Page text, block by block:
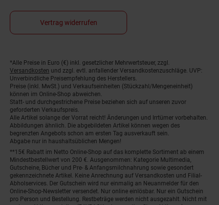
Vertrag widerrufen
Fußnoten
*Alle Preise in Euro (€) inkl. gesetzlicher Mehrwertsteuer, zzgl.
Versandkosten und zzgl. evtl. anfallender Versandkostenzuschläge. UVP:
Unverbindliche Preisempfehlung des Herstellers.
Preise (inkl. MwSt.) und Verkaufseinheiten (Stückzahl/Mengeneinheit)
können im Online-Shop abweichen.
Statt- und durchgestrichene Preise beziehen sich auf unseren zuvor
geforderten Verkaufspreis.
Alle Artikel solange der Vorrat reicht! Änderungen und Irrtümer vorbehalten.
Abbildungen ähnlich. Die abgebildeten Artikel können wegen des
begrenzten Angebots schon am ersten Tag ausverkauft sein.
Abgabe nur in haushaltsüblichen Mengen!
**15€ Rabatt im Netto Online-Shop auf das komplette Sortiment ab einem
Mindestbestellwert von 200 €. Ausgenommen: Kategorie Multimedia,
Gutscheine, Bücher und Pre- & Anfangsmilchnahrung sowie gesondert
gekennzeichnete Artikel. Keine Anrechnung auf Versandkosten und Filial-
Abholservices. Der Gutschein wird nur einmalig an Neuanmelder für den
Online-Shop-Newsletter versendet. Nur online einlösbar. Nur ein Gutschein
pro Person und Bestellung. Restbeträge werden nicht ausgezahlt. Nicht mit